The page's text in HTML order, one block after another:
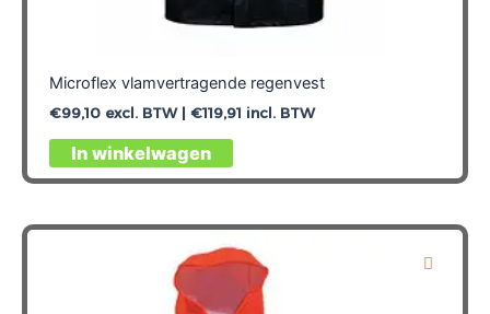
Microflex vlamvertragende regenvest
€99,10excl. BTW | €119,91 incl. BTW
In winkelwagen
Dit
product
meerdere
variaties.
Deze
optie